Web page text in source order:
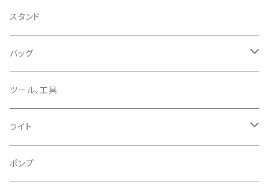
CHRIS KING/クリスキング
CHROMAG/クロマグ
CHROME/クローム
CONTINENTAL/コンチネンタル
CRANE/クレーン
リアディレーラー
チェーン
リムテープ
チューブレスバルブ/ バルブキャップ
シーラント
スタンド
バッグ
サドルバッグ
サコッシュ
バックパック
ツール、工具
ライト
フロントライト
ポンプ